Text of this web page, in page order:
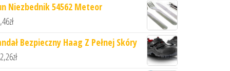
Niezbednik 54562 Meteor
zł
Bezpieczny Haag Z Pełnej Skóry
zł